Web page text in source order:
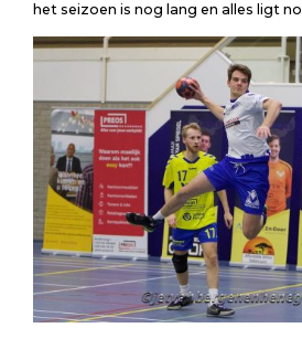
het seizoen is nog lang en alles ligt